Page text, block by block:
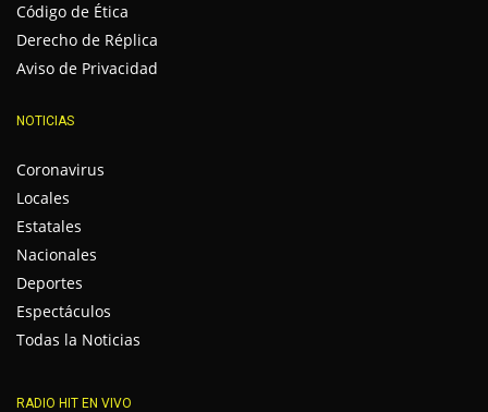
Código de Ética
Derecho de Réplica
Aviso de Privacidad
NOTICIAS
Coronavirus
Locales
Estatales
Nacionales
Deportes
Espectáculos
Todas la Noticias
RADIO HIT EN VIVO